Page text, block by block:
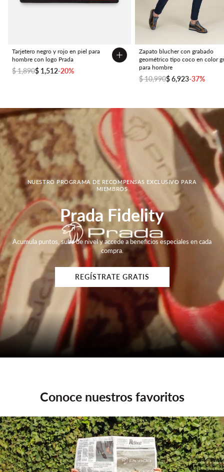
Tarjetero negro y rojo en piel para
hombre con logo Prada
$ 1,890$ 1,512-20%
Zapato blucher con grabado
geométrico tipo coco en color
para hombre
$ 10,990$ 6,923-37%
NUESTRO PROGRAMA DE RECOMPENSAS EXCLUSIVO PARA
MIEMBROS
Prada Fidelity
Acumula puntos, sube de nivel y accede a beneficios especiales en cada
compra.
REGÍSTRATE GRATIS
Conoce nuestros favoritos